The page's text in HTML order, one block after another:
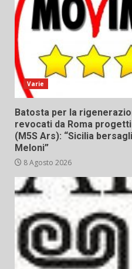
Varie
Batosta per la
revocati da Roma
(M5S Ars): “Sicilia
Meloni”
8 Agosto 2026